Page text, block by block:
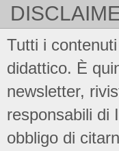
Tutti i
didattico. È
newsletter,
responsabili di
obbligo di